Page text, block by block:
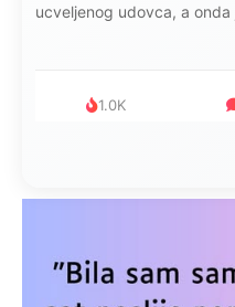
ucveljenog udovca, a
1.0K